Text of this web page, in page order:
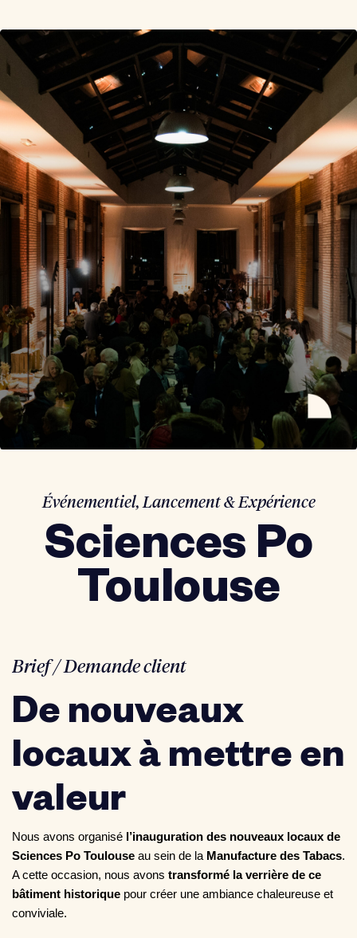
Événementiel,Lancement & Expérience
Sciences Po
Toulouse
Brief / Demande client
De nouveaux
locaux à mettre en
valeur
Nous avons organisé l’inauguration des nouveaux locaux de
Sciences Po Toulouse au sein de la Manufacture des Tabacs.
A cette occasion, nous avons transformé la verrière de ce
bâtiment historique pour créer une ambiance chaleureuse et
conviviale.